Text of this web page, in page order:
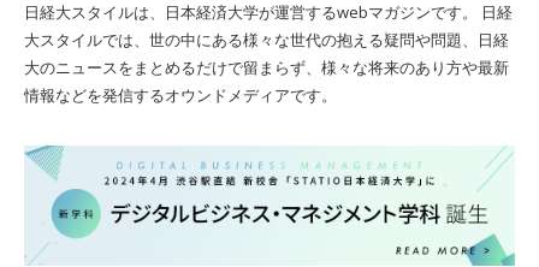
日経大スタイルは、日本経済大学が運営するwebマガジンです。 日経
大スタイルでは、世の中にある様々な世代の抱える疑問や問題、日経
大のニュースをまとめるだけで留まらず、様々な将来のあり方や最新
情報などを発信するオウンドメディアです。